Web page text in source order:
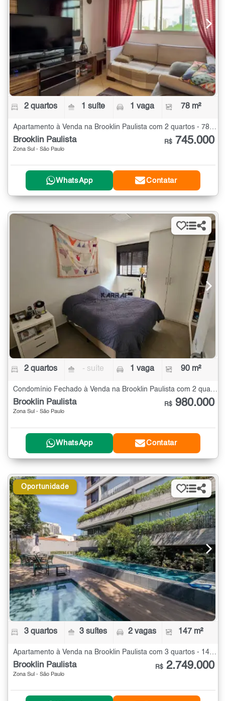
2 quartos 1 suíte 1 vaga 78 m²
Apartamento à Venda na Brooklin Paulista com 2 quartos - 78 m²
Brooklin Paulista
Zona Sul - São Paulo
R$ 745.000
WhatsApp Contatar
2 quartos - suíte 1 vaga 90 m²
Condomínio Fechado à Venda na Brooklin Paulista com 2 quartos - 90 m²
Brooklin Paulista
Zona Sul - São Paulo
R$ 980.000
WhatsApp Contatar
Oportunidade
3 quartos 3 suítes 2 vagas 147 m²
Brooklin Paulista
Zona Sul - São Paulo
R$ 2.749.000